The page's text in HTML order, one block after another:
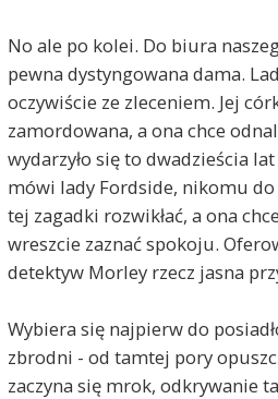
No ale po kolei. Do biura
pewna dystyngowana dama.
oczywiście ze zleceniem. Jej
zamordowana, a ona chce
wydarzyło się to dwadzieścia
mówi lady Fordside, nikomu do
tej zagadki rozwikłać, a ona
wreszcie zaznać spokoju.
detektyw Morley rzecz jasna
Wybiera się najpierw do
zbrodni - od tamtej pory
zaczyna się mrok, odkrywanie